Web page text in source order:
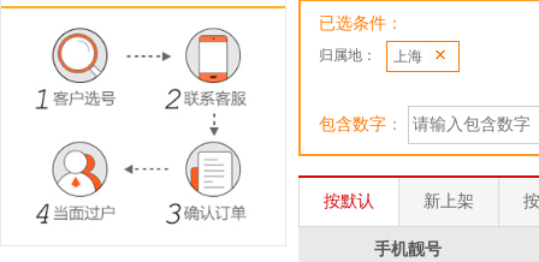
已选条件：
归属地： 上海
包含数字：
按默认 新上架
手机靓号